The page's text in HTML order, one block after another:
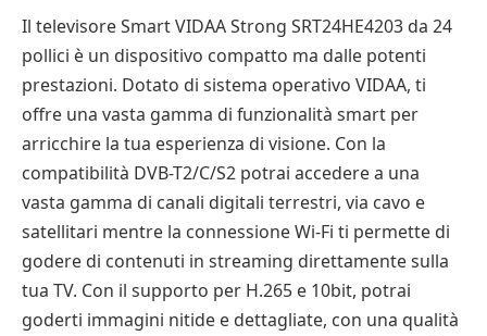
Il televisore Smart VIDAA Strong SRT24HE4203 da 24
pollici è un dispositivo compatto ma dalle potenti
prestazioni. Dotato di sistema operativo VIDAA, ti
offre una vasta gamma di funzionalità smart per
arricchire la tua esperienza di visione. Con la
compatibilità DVB-T2/C/S2 potrai accedere a una
vasta gamma di canali digitali terrestri, via cavo e
satellitari mentre la connessione Wi-Fi ti permette di
godere di contenuti in streaming direttamente sulla
tua TV. Con il supporto per H.265 e 10bit, potrai
goderti immagini nitide e dettagliate, con una qualità